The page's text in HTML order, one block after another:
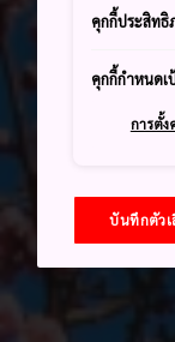
คุกกี้ประสิทธิ
คุกกี้กำหนดเ
การตั้
บันทึกตัวเ